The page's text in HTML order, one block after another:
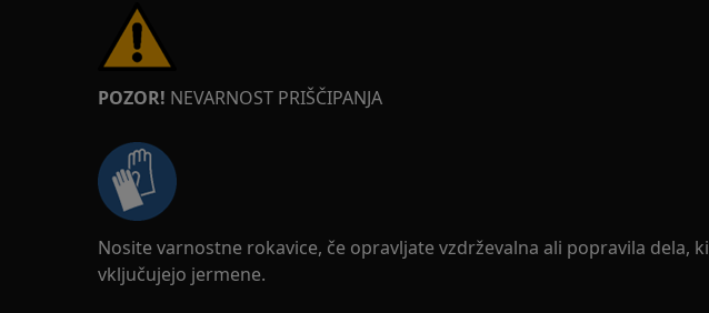
POZOR! NEVARNOST PRIŠČIPANJA
Nosite varnostne rokavice, če opravljate vzdrževalna ali popravila dela, ki
vključujejo jermene.